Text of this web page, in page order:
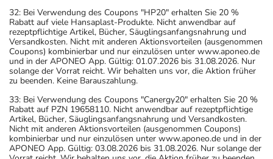
32: Bei Verwendung des Coupons "HP20" erhalten Sie 20 %
Rabatt auf viele Hansaplast-Produkte. Nicht anwendbar auf
rezeptpflichtige Artikel, Bücher, Säuglingsanfangsnahrung und
Versandkosten. Nicht mit anderen Aktionsvorteilen (ausgenommen
Coupons) kombinierbar und nur einzulösen unter www.aponeo.de
und in der APONEO App. Gültig: 01.07.2026 bis 31.08.2026. Nur
solange der Vorrat reicht. Wir behalten uns vor, die Aktion früher
zu beenden. Keine Barauszahlung.
33: Bei Verwendung des Coupons "Canergy20" erhalten Sie 20 %
Rabatt auf PZN 19658110. Nicht anwendbar auf rezeptpflichtige
Artikel, Bücher, Säuglingsanfangsnahrung und Versandkosten.
Nicht mit anderen Aktionsvorteilen (ausgenommen Coupons)
kombinierbar und nur einzulösen unter www.aponeo.de und in der
APONEO App. Gültig: 03.08.2026 bis 31.08.2026. Nur solange der